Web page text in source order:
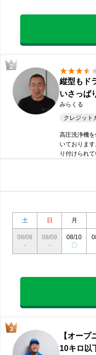
縦型もド
いさっぱ
みらくる
クレジット
高圧洗浄機
いておりま
り付けられ
ほとんどで
高圧の水流
しましても
るなどのお
土 日 月
08/08
-
08/09
-
08/10
〇
【オープ